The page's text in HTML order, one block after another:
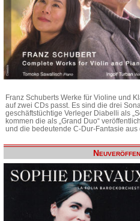
Franz Schuberts Werke für Violine und
auf zwei CDs passt. Es sind die drei
geschäftstüchtige Verleger Diabelli als
kommen die als „Grand Duo“
und die bedeutende C-Dur-Fantasie aus